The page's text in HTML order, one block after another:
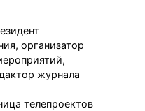
организатор
журнала
телепроектов